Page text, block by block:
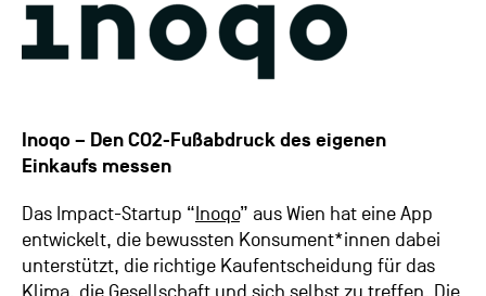
Inoqo – Den CO2-Fußabdruck des eigenen
Einkaufs messen
Das Impact-Startup “Inoqo” aus Wien hat eine App
entwickelt, die bewussten Konsument*innen dabei
unterstützt, die richtige Kaufentscheidung für das